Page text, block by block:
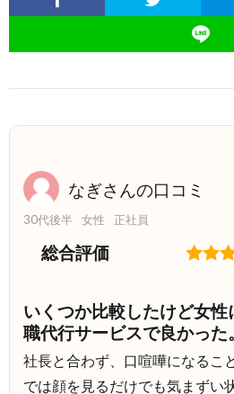
なぎさんの口コミ
30代後半 女性 正社員
総合評価
いくつか比較したけど女
職代行サービスで良かった。
社長と合わず、口喧嘩になるこ
では顔を見るだけでも気まずい